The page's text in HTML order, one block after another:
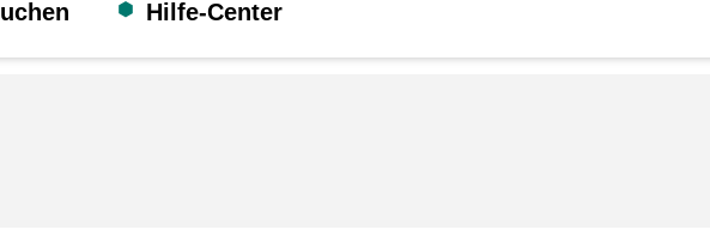
Hilfe-Center